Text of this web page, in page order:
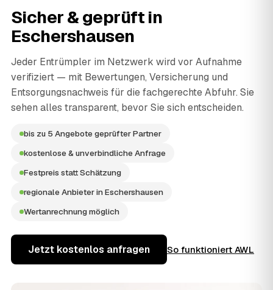
Sicher & geprüft in
Eschershausen
Jeder Entrümpler im Netzwerk wird vor Aufnahme
verifiziert — mit Bewertungen, Versicherung und
Entsorgungsnachweis für die fachgerechte Abfuhr. Sie
sehen alles transparent, bevor Sie sich entscheiden.
bis zu 5 Angebote geprüfter Partner
kostenlose & unverbindliche Anfrage
Festpreis statt Schätzung
regionale Anbieter in Eschershausen
Wertanrechnung möglich
Jetzt kostenlos anfragen So funktioniert AWL